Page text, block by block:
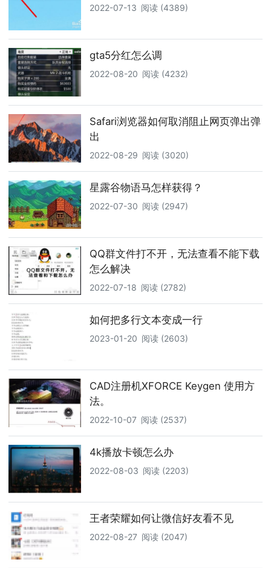
2022-07-13 阅读 (4389)
gta5分红怎么调
2022-08-20 阅读 (4232)
Safari浏览器如何取消阻止网页弹出弹
出
2022-08-29 阅读 (3020)
星露谷物语马怎样获得？
2022-07-30 阅读 (2947)
QQ群文件打不开，无法查看不能下载
怎么解决
2022-07-18 阅读 (2782)
如何把多行文本变成一行
2023-01-20 阅读 (2603)
CAD注册机XFORCE Keygen 使用方
法。
2022-10-07 阅读 (2537)
4k播放卡顿怎么办
2022-08-03 阅读 (2203)
王者荣耀如何让微信好友看不见
2022-08-27 阅读 (2047)